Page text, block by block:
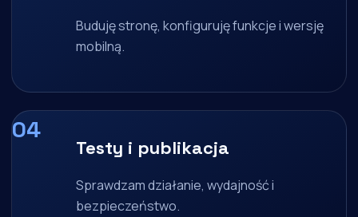
Buduję stronę, konfiguruję funkcje i wersję
mobilną.
Testy i publikacja
Sprawdzam działanie, wydajność i
bezpieczeństwo.